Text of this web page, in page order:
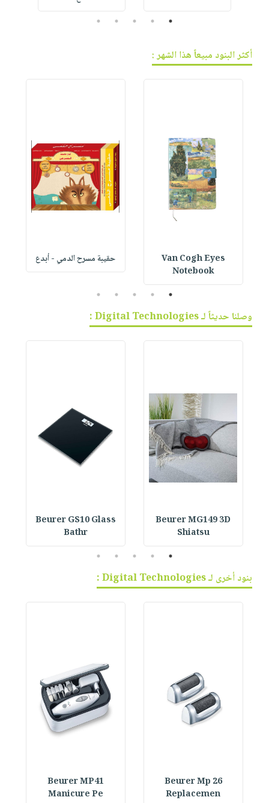
1
2
3
4
5
أكثر البنود مبيعاً هذا الشهر :
Van Cogh Eyes
Notebook
حقيبة مسرح الدمي - أبدع
1
2
3
4
5
وصلنا حديثاً لـ Digital Technologies :
Beurer MG149 3D
Shiatsu
Beurer GS10 Glass
Bathr
1
2
3
4
5
بنود أخرى لـ Digital Technologies :
Beurer Mp 26
Replacemen
Beurer MP41
Manicure Pe